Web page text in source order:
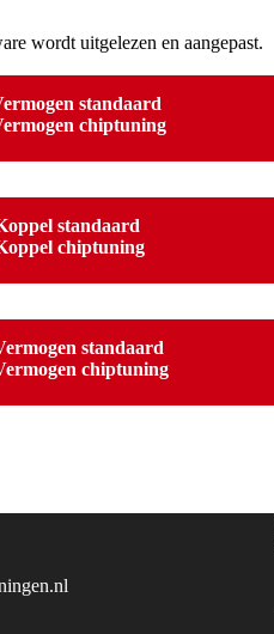
wordt uitgelezen en aangepast.
standaard
chiptuning
standaard
chiptuning
standaard
chiptuning